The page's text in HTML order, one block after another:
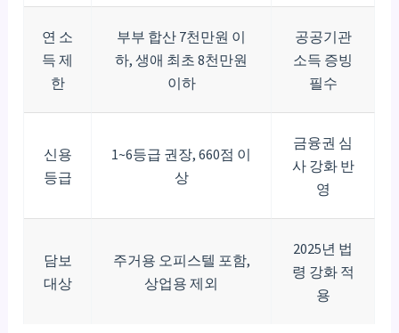
연 소
득 제
한
부부 합산 7천만원 이
하, 생애 최초 8천만원
이하
공공기관
소득 증빙
필수
신용
등급
1~6등급 권장, 660점 이
상
금융권 심
사 강화 반
영
담보
대상
주거용 오피스텔 포함,
상업용 제외
2025년 법
령 강화 적
용